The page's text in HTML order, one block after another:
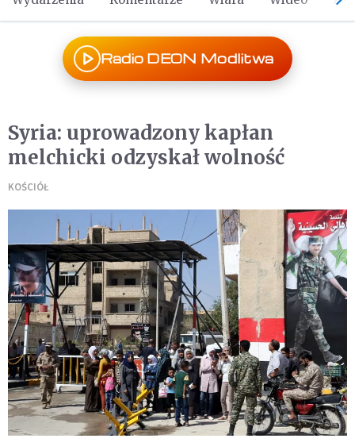
Radio DEON Modlitwa
Syria: uprowadzony kapłan
melchicki odzyskał wolność
KOŚCIÓŁ